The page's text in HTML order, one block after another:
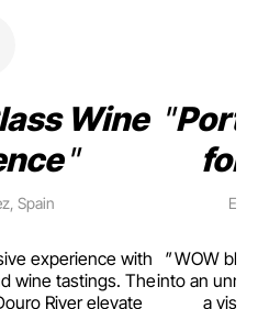
Wine
Spain
experience with
wine tastings. The
River elevate
for
WOW
into an
a visual